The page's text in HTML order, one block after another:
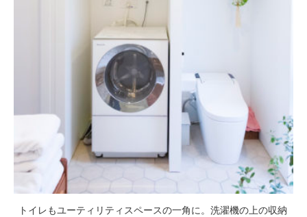
トイレもユーティリティスペースの一角に。洗濯機の上の収納